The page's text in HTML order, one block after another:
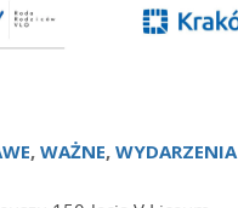
, WAŻNE, WYDARZENIA